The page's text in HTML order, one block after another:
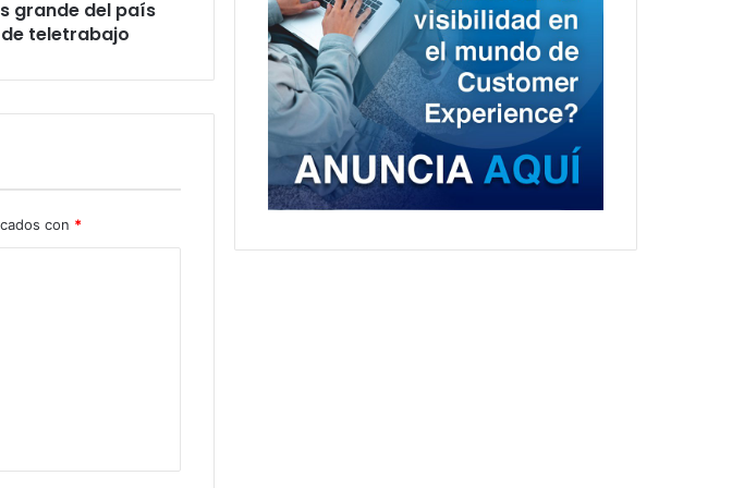
grande del país
teletrabajo
con *